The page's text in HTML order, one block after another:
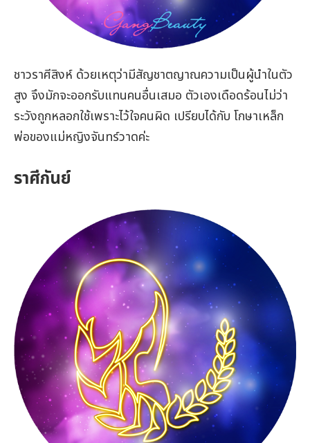
ชาวราศีสิงห์ ด้วยเหตุว่ามีสัญชาตญาณความเป็นผู้นำในตัว
สูง จึงมักจะออกรับแทนคนอื่นเสมอ ตัวเองเดือดร้อนไม่ว่า
ระวังถูกหลอกใช้เพราะไว้ใจคนผิด เปรียบได้กับ โกษาเหล็ก
พ่อของแม่หญิงจันทร์วาดค่ะ
ราศีกันย์